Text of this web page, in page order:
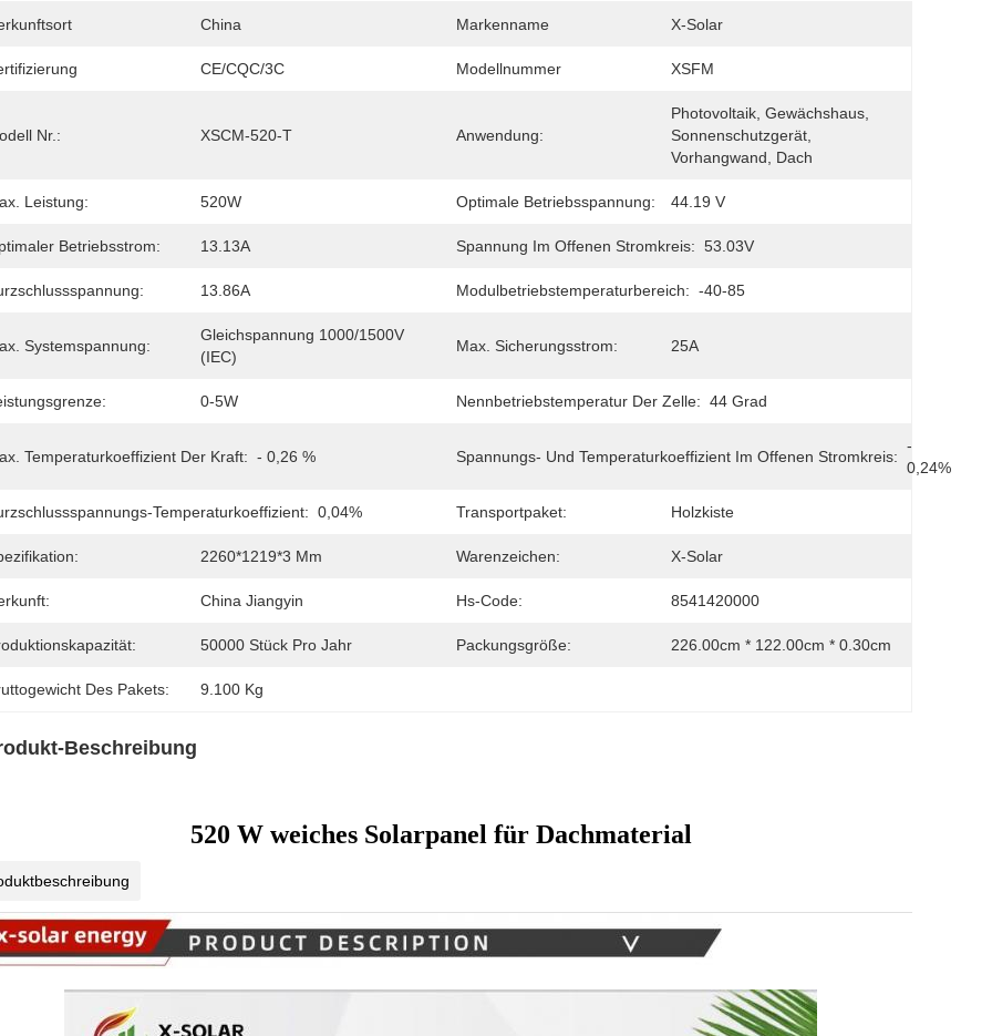
China Markenname X-Solar
CE/CQC/3C Modellnummer XSFM
Nr.: XSCM-520-T Anwendung:
Photovoltaik, Gewächshaus,
Sonnenschutzgerät,
Vorhangwand, Dach
Leistung: 520W Optimale Betriebsspannung: 44.19 V
Betriebsstrom: 13.13A Spannung Im Offenen Stromkreis: 53.03V
13.86A Modulbetriebstemperaturbereich: -40-85
Systemspannung:
Gleichspannung 1000/1500V
(IEC)
Max. Sicherungsstrom: 25A
0-5W Nennbetriebstemperatur Der Zelle: 44 Grad
Temperaturkoeffizient Der Kraft: - 0,26 % Spannungs- Und Temperaturkoeffizient Im Offenen Stromkreis:
-
0,24%
Temperaturkoeffizient: 0,04% Transportpaket: Holzkiste
2260*1219*3 Mm Warenzeichen: X-Solar
China Jiangyin Hs-Code: 8541420000
50000 Stück Pro Jahr Packungsgröße: 226.00cm * 122.00cm * 0.30cm
Des Pakets: 9.100 Kg
Beschreibung
520 W weiches Solarpanel für Dachmaterial